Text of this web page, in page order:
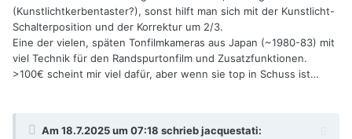
(Kunstlichtkerbentaster?), sonst hilft man sich mit der Kunstlicht-
Schalterposition und der Korrektur um 2/3.
Eine der vielen, späten Tonfilmkameras aus Japan (~1980-83) mit
viel Technik für den Randspurtonfilm und Zusatzfunktionen.
>100€ scheint mir viel dafür, aber wenn sie top in Schuss ist…
Am 18.7.2025 um 07:18 schriebjacquestati: